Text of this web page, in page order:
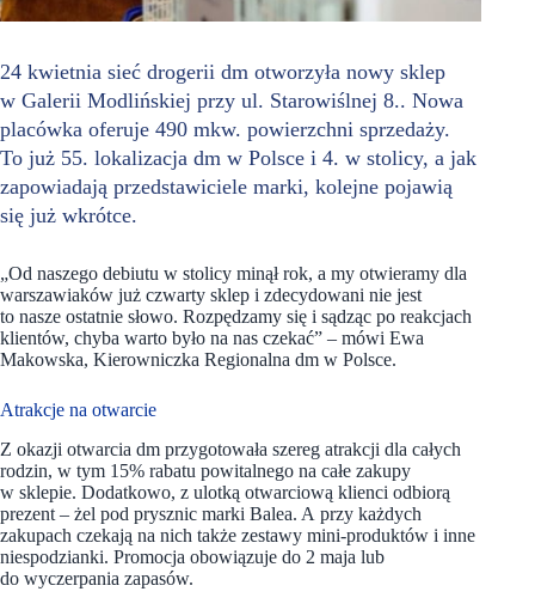
24 kwietnia sieć drogerii dm otworzyła nowy sklep
w Galerii Modlińskiej przy ul. Starowiślnej 8.. Nowa
placówka oferuje 490 mkw. powierzchni sprzedaży.
To już 55. lokalizacja dm w Polsce i 4. w stolicy, a jak
zapowiadają przedstawiciele marki, kolejne pojawią
się już wkrótce.
„Od naszego debiutu w stolicy minął rok, a my otwieramy dla
warszawiaków już czwarty sklep i zdecydowani nie jest
to nasze ostatnie słowo. Rozpędzamy się i sądząc po reakcjach
klientów, chyba warto było na nas czekać” – mówi Ewa
Makowska, Kierowniczka Regionalna dm w Polsce.
Atrakcje na otwarcie
Z okazji otwarcia dm przygotowała szereg atrakcji dla całych
rodzin, w tym 15% rabatu powitalnego na całe zakupy
w sklepie. Dodatkowo, z ulotką otwarciową klienci odbiorą
prezent – żel pod prysznic marki Balea. A przy każdych
zakupach czekają na nich także zestawy mini-produktów i inne
niespodzianki. Promocja obowiązuje do 2 maja lub
do wyczerpania zapasów.